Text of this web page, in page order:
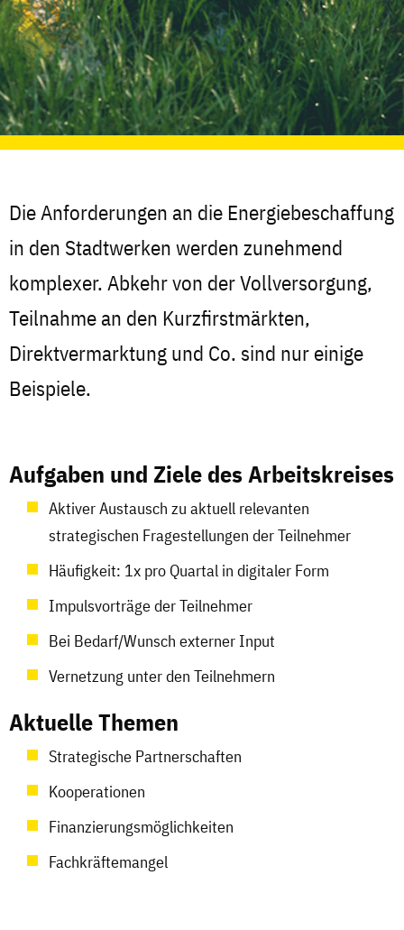
Die Anforderungen an die Energiebeschaffung
in den Stadtwerken werden zunehmend
komplexer. Abkehr von der Vollversorgung,
Teilnahme an den Kurzfirstmärkten,
Direktvermarktung und Co. sind nur einige
Beispiele.
Aufgaben und Ziele des Arbeitskreises
Aktiver Austausch zu aktuell relevanten
strategischen Fragestellungen der Teilnehmer
Häufigkeit: 1x pro Quartal in digitaler Form
Impulsvorträge der Teilnehmer
Bei Bedarf/Wunsch externer Input
Vernetzung unter den Teilnehmern
Aktuelle Themen
Strategische Partnerschaften
Kooperationen
Finanzierungsmöglichkeiten
Fachkräftemangel